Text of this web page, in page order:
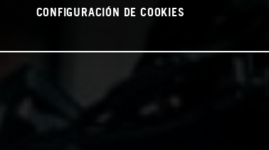
CONFIGURACIÓN DE COOKIES